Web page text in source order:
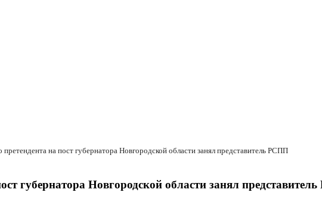
претендента на пост губернатора Новгородской области занял представитель РСПП
губернатора Новгородской области занял